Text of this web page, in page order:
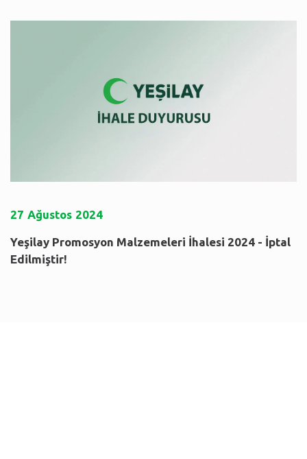
27 Ağustos 2024
Yeşilay Promosyon Malzemeleri İhalesi 2024 - İptal
Edilmiştir!